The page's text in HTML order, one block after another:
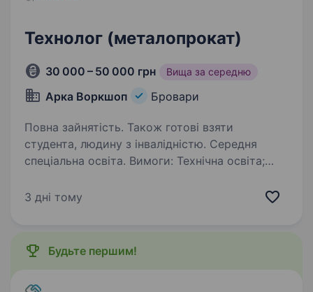
Технолог (металопрокат)
30 000 – 50 000 грн Вища за середню
Арка Воркшоп Бровари
Повна зайнятість. Також готові взяти
студента, людину з інвалідністю. Середня
спеціальна освіта. Вимоги: Технічна освіта;
Досвідчений користувач ПК; Базові знання/
з металів: піскоструменева…
3 дні тому
Будьте першим!